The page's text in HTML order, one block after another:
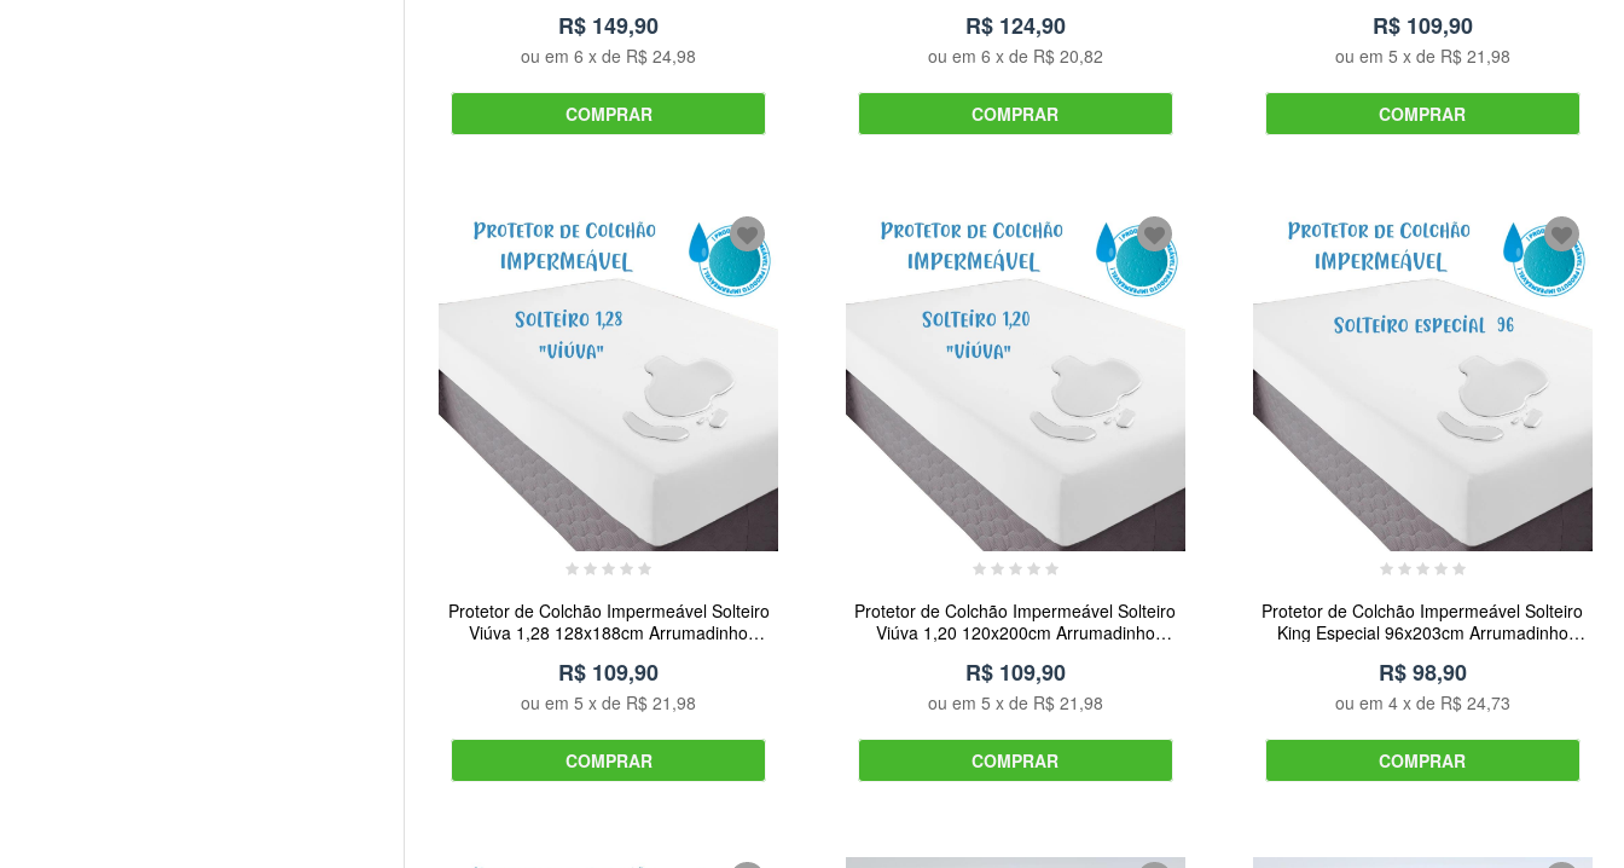
R$ 149,90
ou em 6 x de R$ 24,98
COMPRAR
R$ 124,90
ou em 6 x de R$ 20,82
COMPRAR
R$ 109,90
ou em 5 x de R$ 21,98
COMPRAR
Protetor de Colchão Impermeável Solteiro
Viúva 1,28 128x188cm Arrumadinho
R$ 109,90
ou em 5 x de R$ 21,98
COMPRAR
Protetor de Colchão Impermeável Solteiro
Viúva 1,20 120x200cm Arrumadinho
R$ 109,90
ou em 5 x de R$ 21,98
COMPRAR
Protetor de Colchão Impermeável Solteiro
King Especial 96x203cm Arrumadinho
R$ 98,90
ou em 4x de R$ 24,73
COMPRAR